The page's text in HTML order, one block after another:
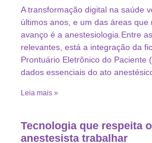
A transformação digital na saúde
últimos anos, e um das áreas que
avanço é a anestesiologia.Entre
relevantes, está a integração da
Prontuário Eletrônico do Paciente
dados essenciais do ato
Leia mais »
Tecnologia que respeita
anestesista trabalhar